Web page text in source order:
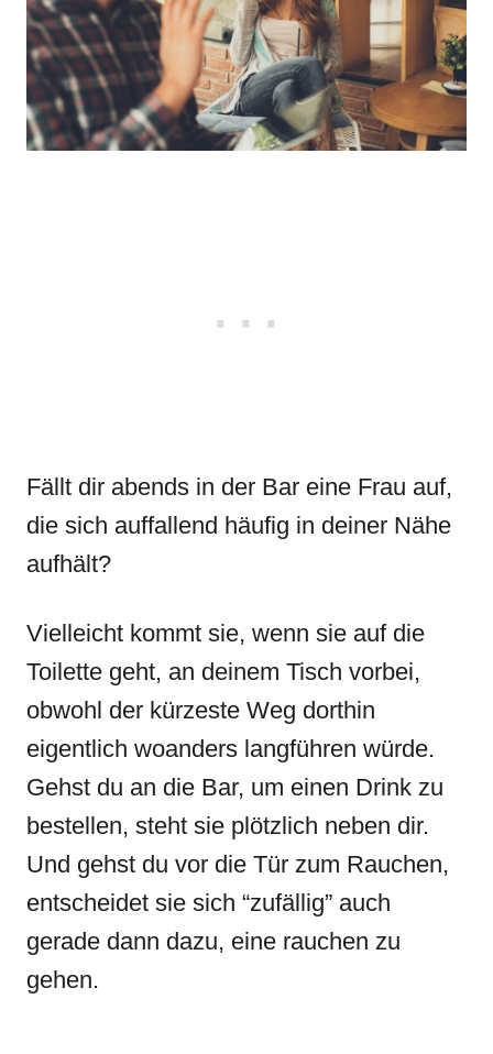
Fällt dir abends in der Bar eine Frau auf,
die sich auffallend häufig in deiner Nähe
aufhält?
Vielleicht kommt sie, wenn sie auf die
Toilette geht, an deinem Tisch vorbei,
obwohl der kürzeste Weg dorthin
eigentlich woanders langführen würde.
Gehst du an die Bar, um einen Drink zu
bestellen, steht sie plötzlich neben dir.
Und gehst du vor die Tür zum Rauchen,
entscheidet sie sich “zufällig” auch
gerade dann dazu, eine rauchen zu
gehen.